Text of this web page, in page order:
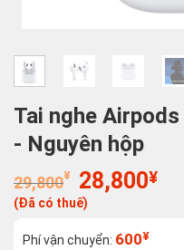
Tai nghe
- Nguyên hộp
29,800¥
Giá
gốc
là:
29,800¥.
28,800¥Giá
(Đã có thuế)
Phí vận chuyển: 600¥